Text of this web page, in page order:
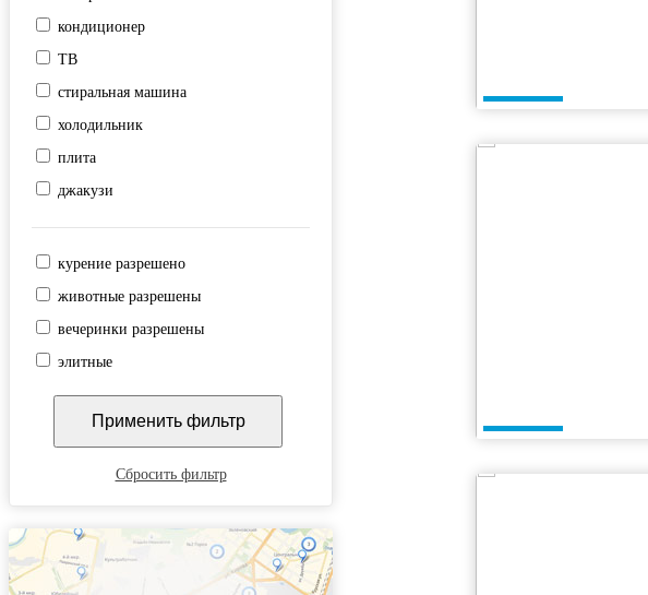
кондиционер
ТВ
стиральная машина
холодильник
плита
джакузи
курение разрешено
животные разрешены
вечеринки разрешены
элитные
Сбросить фильтр